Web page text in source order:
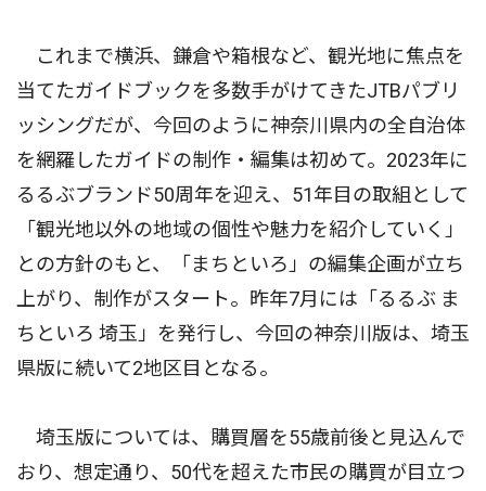
これまで横浜、鎌倉や箱根など、観光地に焦点を
当てたガイドブックを多数手がけてきたJTBパブリ
ッシングだが、今回のように神奈川県内の全自治体
を網羅したガイドの制作・編集は初めて。2023年に
るるぶブランド50周年を迎え、51年目の取組として
「観光地以外の地域の個性や魅力を紹介していく」
との方針のもと、「まちといろ」の編集企画が立ち
上がり、制作がスタート。昨年7月には「るるぶ ま
ちといろ 埼玉」を発行し、今回の神奈川版は、埼玉
県版に続いて2地区目となる。
埼玉版については、購買層を55歳前後と見込んで
おり、想定通り、50代を超えた市民の購買が目立つ